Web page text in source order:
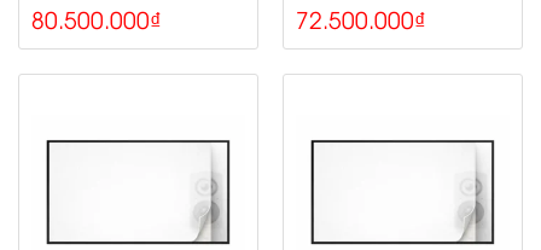
80.500.000₫ 72.500.000₫